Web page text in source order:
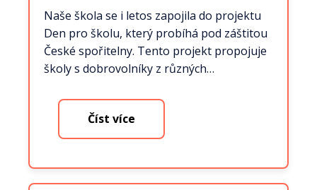
Naše škola se i letos zapojila do projektu
Den pro školu, který probíhá pod záštitou
České spořitelny. Tento projekt propojuje
školy s dobrovolníky z různých…
Číst více